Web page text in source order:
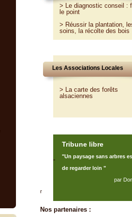
> Le diagnostic conseil :
le point
> Réussir la plantation,
soins, la récolte des bois
Les Associations Locales
> La carte des forêts
alsaciennes
"
Tribune libre
"Un paysage sans arbres
de regarder loin "
par Dominique
r
Nos partenaires :